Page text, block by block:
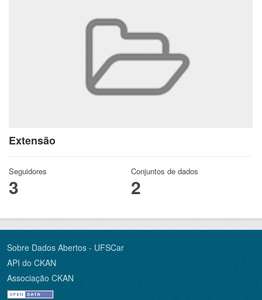
Extensão
Seguidores
3
Conjuntos de dados
2
Sobre Dados Abertos - UFSCar
API do CKAN
Associação CKAN